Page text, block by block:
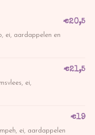
ei, aardappelen en
€20,5
ei,
€21,5
ei, aardappelen
€19